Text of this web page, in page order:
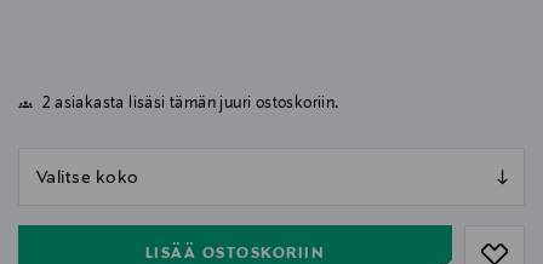
2 asiakasta lisäsi tämän juuri ostoskoriin.
LISÄÄ OSTOSKORIIN